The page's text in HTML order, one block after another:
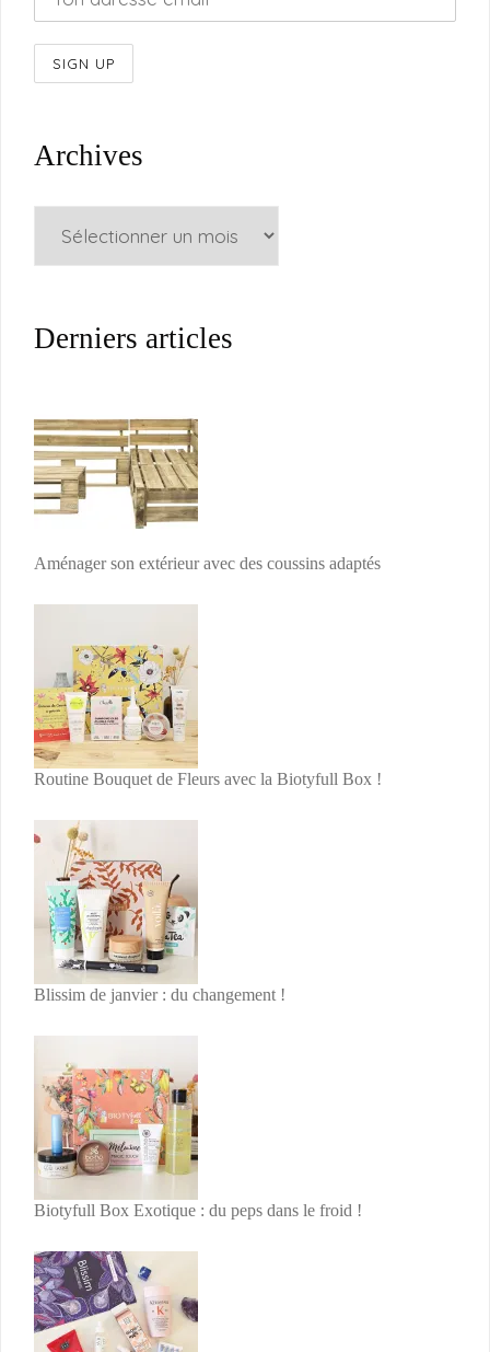
Archives
Derniers articles
Aménager son extérieur avec des coussins adaptés
Routine Bouquet de Fleurs avec la Biotyfull Box !
Blissim de janvier : du changement !
Biotyfull Box Exotique : du peps dans le froid !